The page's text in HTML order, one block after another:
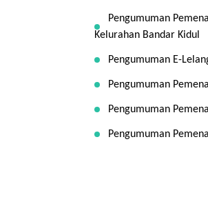
Pengumuman
Kelurahan Bandar Kidul
Pengumuman E-
Pengumuman
Pengumuman
Pengumuman